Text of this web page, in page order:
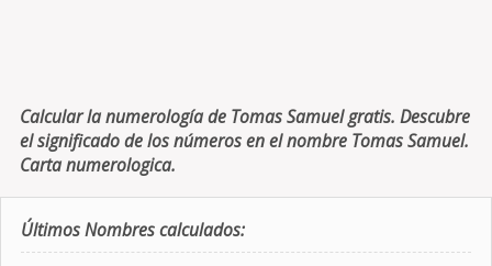
Calcular la numerología de Tomas Samuel gratis. Descubre
el significado de los números en el nombre Tomas Samuel.
Carta numerologica.
Últimos Nombres calculados: